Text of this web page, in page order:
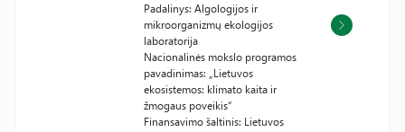
Padalinys: Algologijos ir
mikroorganizmų ekologijos
laboratorija
Nacionalinės mokslo programos
pavadinimas: „Lietuvos
ekosistemos: klimato kaita ir
žmogaus poveikis“
Finansavimo šaltinis: Lietuvos